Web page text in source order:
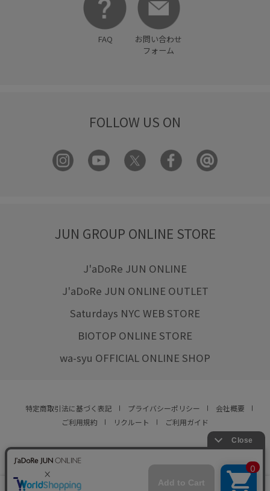
FAQ
お問い合わせ
フォーム
FOLLOW US ON
JUN GROUP ONLINE STORE
J'aDoRe JUN ONLINE
J'aDoRe JUN ONLINE OUTLET
Saturdays NYC WEB STORE
BIOTOP ONLINE STORE
wa-syu OFFICIAL ONLINE SHOP
特定商取引法に基づく表記 プライバシーポリシー
会社概要
ご利用規約
リクルート ご利用ガイド
© JUN CO.,LTD. ALL RIGHTS RESERVED.